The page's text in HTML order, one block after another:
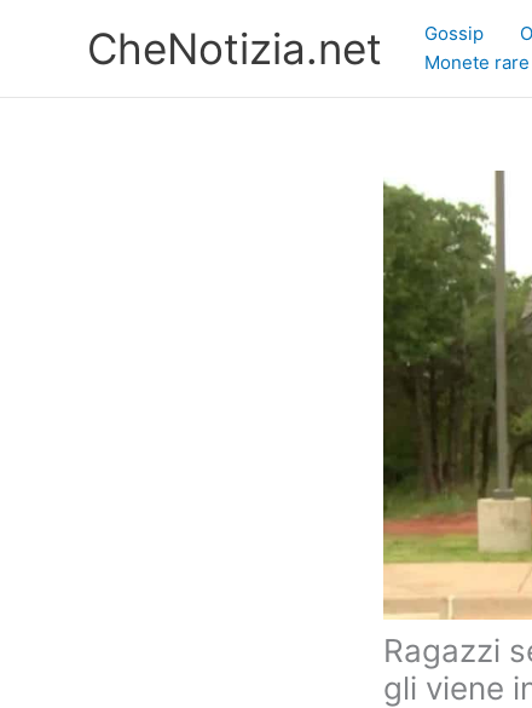
CheNotizia.net Gossip
Monete rare
Ragazzi
gli viene